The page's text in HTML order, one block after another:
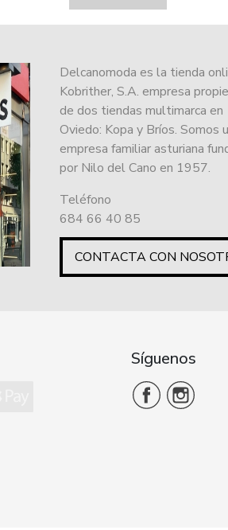
Delcanomoda es la tienda
Kobrither, S.A. empresa
de dos tiendas multimarca en
Oviedo: Kopa y Bríos. Somos
empresa familiar asturiana
por Nilo del Cano en 1957.
Teléfono
684 66 40 85
CONTACTA CON
Síguenos